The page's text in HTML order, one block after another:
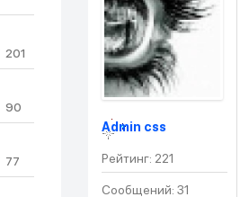
Admin css
Рейтинг: 221
Сообщений: 31
201
90
77